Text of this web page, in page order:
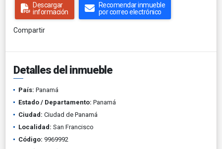
Descargar
información
Recomendar inmueble
por correo electrónico
Compartir
Detalles del inmueble
País: Panamá
Estado / Departamento: Panamá
Ciudad: Ciudad de Panamá
Localidad: San Francisco
Código: 9969992